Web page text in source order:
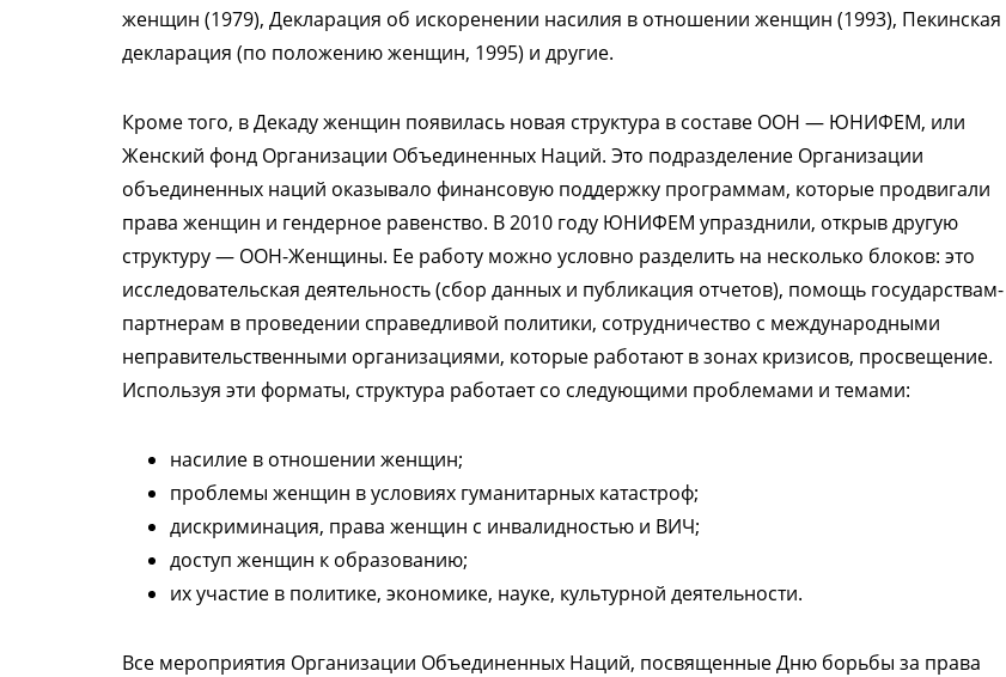
женщин (1979), Декларация об искоренении насилия в отношении женщин (1993), Пекинская
декларация (по положению женщин, 1995) и другие.
Кроме того, в Декаду женщин появилась новая структура в составе ООН — ЮНИФЕМ, или
Женский фонд Организации Объединенных Наций. Это подразделение Организации
объединенных наций оказывало финансовую поддержку программам, которые продвигали
права женщин и гендерное равенство. В 2010 году ЮНИФЕМ упразднили, открыв другую
структуру — ООН-Женщины. Ее работу можно условно разделить на несколько блоков: это
исследовательская деятельность (сбор данных и публикация отчетов), помощь государствам-
партнерам в проведении справедливой политики, сотрудничество с международными
неправительственными организациями, которые работают в зонах кризисов, просвещение.
Используя эти форматы, структура работает со следующими проблемами и темами:
насилие в отношении женщин;
проблемы женщин в условиях гуманитарных катастроф;
дискриминация, права женщин с инвалидностью и ВИЧ;
доступ женщин к образованию;
их участие в политике, экономике, науке, культурной деятельности.
Все мероприятия Организации Объединенных Наций, посвященные Дню борьбы за права